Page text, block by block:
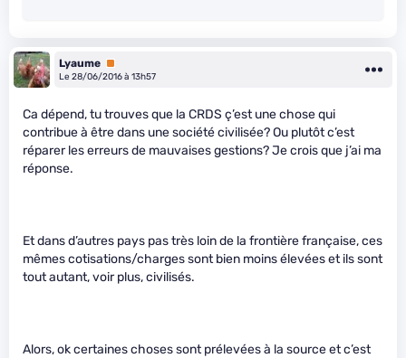
Lyaume Premium
Le 28/06/2016 à 13h57
Ca dépend, tu trouves que la CRDS ç’est une chose qui
contribue à être dans une société civilisée? Ou plutôt c’est
réparer les erreurs de mauvaises gestions? Je crois que j’ai ma
réponse.
Et dans d’autres pays pas très loin de la frontière française, ces
mêmes cotisations/charges sont bien moins élevées et ils sont
tout autant, voir plus, civilisés.
Alors, ok certaines choses sont prélevées à la source et c’est